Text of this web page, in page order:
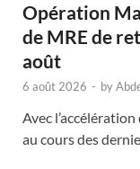
Opération
de MRE de
août
6 août 2026 - by
Avec
au cours des